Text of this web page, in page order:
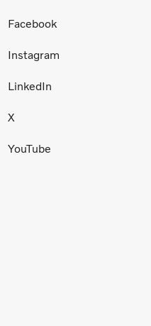
Facebook
Instagram
LinkedIn
X
YouTube